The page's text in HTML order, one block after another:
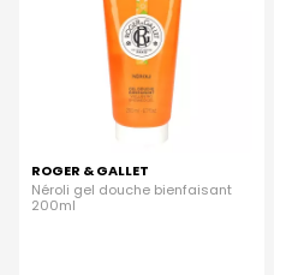
ROGER & GALLET
Néroli gel douche bienfaisant
200ml